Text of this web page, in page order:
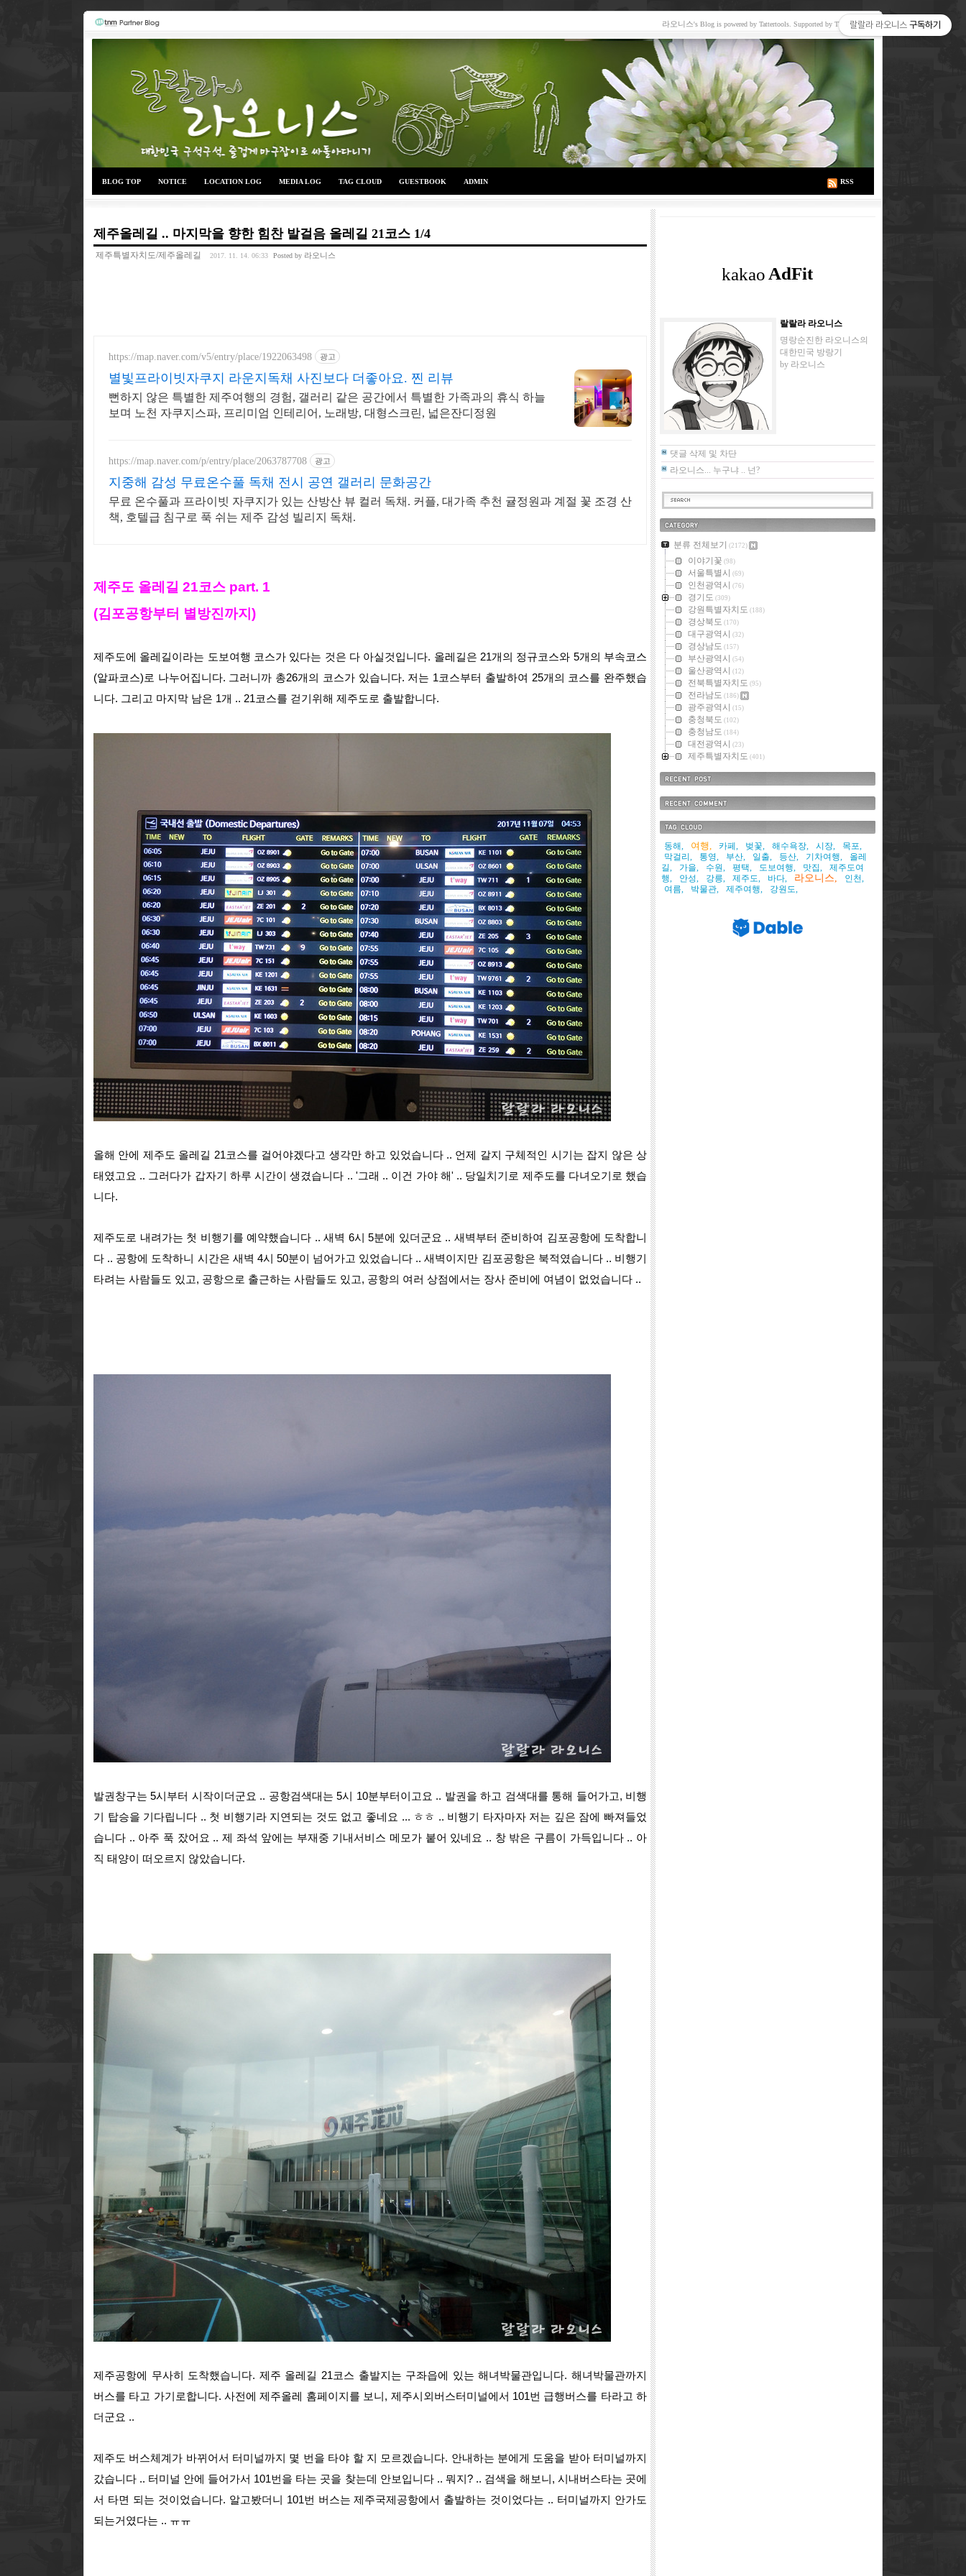
라오니스's Blog is powered by Tattertools. Supported by TNM Media
BLOG TOP NOTICE LOCATION LOG MEDIA LOG TAG CLOUD GUESTBOOK ADMIN RSS
제주올레길 .. 마지막을 향한 힘찬 발걸음 올레길 21코스 1/4
제주특별자치도/제주올레길 2017. 11. 14. 06:33 Posted by 라오니스
https://map.naver.com/v5/entry/place/1922063498 광고
별빛프라이빗자쿠지 라운지독채 사진보다 더좋아요. 찐 리뷰
뻔하지 않은 특별한 제주여행의 경험, 갤러리 같은 공간에서 특별한 가족과의 휴식 하늘
보며 노천 자쿠지스파, 프리미엄 인테리어, 노래방, 대형스크린, 넓은잔디정원
https://map.naver.com/p/entry/place/2063787708 광고
지중해 감성 무료온수풀 독채 전시 공연 갤러리 문화공간
무료 온수풀과 프라이빗 자쿠지가 있는 산방산 뷰 컬러 독채. 커플, 대가족 추천 귤정원과 계절 꽃 조경 산
책, 호텔급 침구로 푹 쉬는 제주 감성 빌리지 독채.
제주도 올레길 21코스 part. 1
(김포공항부터 별방진까지)
제주도에 올레길이라는 도보여행 코스가 있다는 것은 다 아실것입니다. 올레길은 21개의 정규코스와 5개의 부속코스
(알파코스)로 나누어집니다. 그러니까 총26개의 코스가 있습니다. 저는 1코스부터 출발하여 25개의 코스를 완주했습
니다. 그리고 마지막 남은 1개 .. 21코스를 걷기위해 제주도로 출발합니다.
올해 안에 제주도 올레길 21코스를 걸어야겠다고 생각만 하고 있었습니다 .. 언제 갈지 구체적인 시기는 잡지 않은 상
태였고요 .. 그러다가 갑자기 하루 시간이 생겼습니다 .. '그래 .. 이건 가야 해' .. 당일치기로 제주도를 다녀오기로 했습
니다.
제주도로 내려가는 첫 비행기를 예약했습니다 .. 새벽 6시 5분에 있더군요 .. 새벽부터 준비하여 김포공항에 도착합니
다 .. 공항에 도착하니 시간은 새벽 4시 50분이 넘어가고 있었습니다 .. 새벽이지만 김포공항은 북적였습니다 .. 비행기
타려는 사람들도 있고, 공항으로 출근하는 사람들도 있고, 공항의 여러 상점에서는 장사 준비에 여념이 없었습니다 ..
발권창구는 5시부터 시작이더군요 .. 공항검색대는 5시 10분부터이고요 .. 발권을 하고 검색대를 통해 들어가고, 비행
기 탑승을 기다립니다 .. 첫 비행기라 지연되는 것도 없고 좋네요 ... ㅎㅎ .. 비행기 타자마자 저는 깊은 잠에 빠져들었
습니다 .. 아주 푹 잤어요 .. 제 좌석 앞에는 부재중 기내서비스 메모가 붙어 있네요 .. 창 밖은 구름이 가득입니다 .. 아
직 태양이 떠오르지 않았습니다.
제주공항에 무사히 도착했습니다. 제주 올레길 21코스 출발지는 구좌읍에 있는 해녀박물관입니다. 해녀박물관까지
버스를 타고 가기로합니다. 사전에 제주올레 홈페이지를 보니, 제주시외버스터미널에서 101번 급행버스를 타라고 하
더군요 ..
제주도 버스체계가 바뀌어서 터미널까지 몇 번을 타야 할 지 모르겠습니다. 안내하는 분에게 도움을 받아 터미널까지
갔습니다 .. 터미널 안에 들어가서 101번을 타는 곳을 찾는데 안보입니다 .. 뭐지? .. 검색을 해보니, 시내버스타는 곳에
서 타면 되는 것이었습니다. 알고봤더니 101번 버스는 제주국제공항에서 출발하는 것이었다는 .. 터미널까지 안가도
되는거였다는 .. ㅠㅠ
랄랄라 라오니스
명랑순진한 라오니스의
대한민국 방랑기
by 라오니스
댓글 삭제 및 차단
라오니스... 누구냐 .. 넌?
카테고리
분류 전체보기 (2172)
이야기꽃 (98)
서울특별시 (69)
인천광역시 (76)
경기도 (309)
강원특별자치도 (188)
경상북도 (170)
대구광역시 (32)
경상남도 (157)
부산광역시 (54)
울산광역시 (12)
전북특별자치도 (95)
전라남도 (186)
광주광역시 (15)
충청북도 (102)
충청남도 (184)
대전광역시 (23)
제주특별자치도 (401)
최근에 올라온 글
최근에 달린 댓글
태그목록
동해, 여행, 카페, 벚꽃, 해수욕장, 시장,
목포,
막걸리,
통영, 부산, 일출, 등산, 기차여행,
올레
길,
가을, 수원, 평택, 도보여행, 맛집,
제주도여
행,
안성, 강릉, 제주도, 바다, 라오니스,
인천,
여름,
박물관, 제주여행, 강원도,
랄랄라 라오니스 구독하기